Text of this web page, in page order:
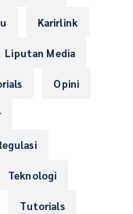
Karirlink
Liputan Media
Opini
Teknologi
Tutorials